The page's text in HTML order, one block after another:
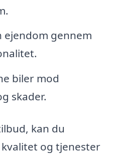
gennem
biler mod
skader.
kan du
og tjenester